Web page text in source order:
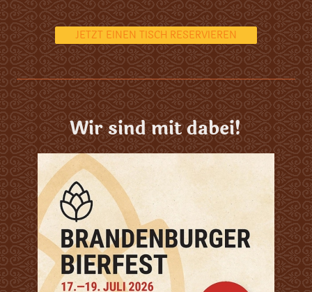
JETZT EINEN TISCH RESERVIEREN
Wir sind mit dabei!